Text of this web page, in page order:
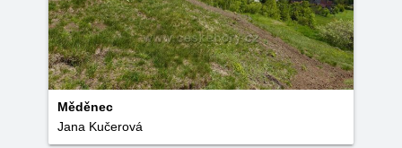
Měděnec
Jana Kučerová